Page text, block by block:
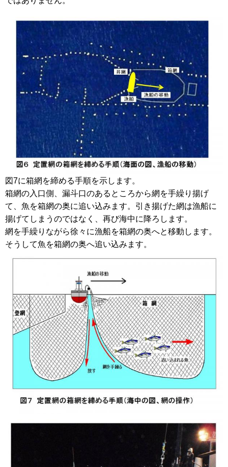
図7に箱網を締める手順を示します。
箱網の入口側、漏斗口のあるところから網を手繰り揚げ
て、魚を箱網の奥に追い込みます。引き揚げた網は漁船に
揚げてしまうのではなく、再び海中に降ろします。
網を手繰りながら徐々に漁船を箱網の奥へと移動します。
そうして魚を箱網の奥へ追い込みます。